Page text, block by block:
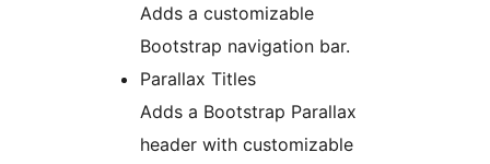
Adds a customizable
Bootstrap navigation bar.
Parallax Titles
Adds a Bootstrap Parallax
header with customizable